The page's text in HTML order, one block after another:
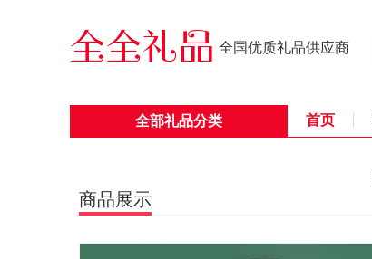
全国优质礼品供应商
首页
全部礼品分类
商品展示